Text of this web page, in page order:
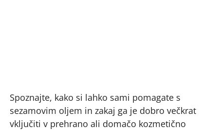
Spoznajte, kako si lahko sami pomagate s
sezamovim oljem in zakaj ga je dobro večkrat
vključiti v prehrano ali domačo kozmetično